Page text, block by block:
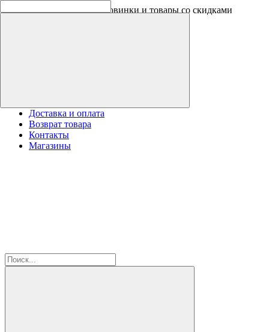
Оплачивайте бонусами новинки и товары со скидками
Доставка и оплата
Возврат товара
Контакты
Магазины